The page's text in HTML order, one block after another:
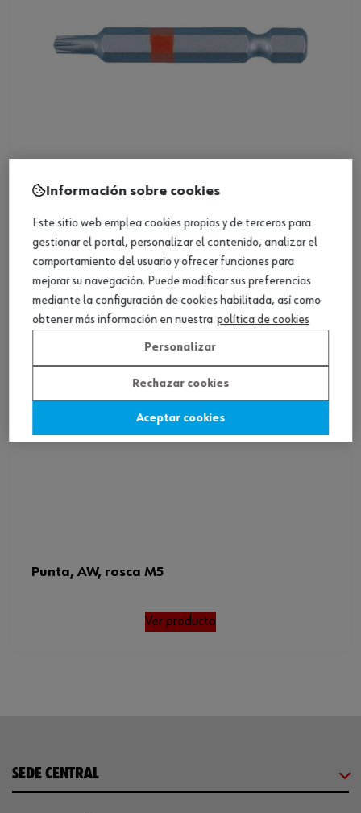
Broca AW E 6.3 (1/4)
Ver producto
Punta, AW, rosca M5
Ver producto
SEDE CENTRAL
Información sobre cookies
Este sitio web emplea cookies propias y de terceros para
gestionar el portal, personalizar el contenido, analizar el
comportamiento del usuario y ofrecer funciones para
mejorar su navegación. Puede modificar sus preferencias
mediante la configuración de cookies habilitada, así como
obtener más información en nuestra política de cookies
Personalizar
Rechazar cookies
Aceptar cookies